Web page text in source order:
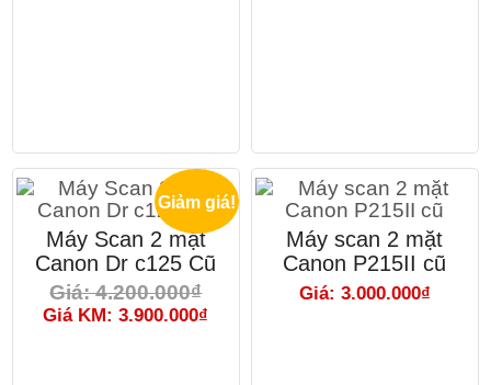
Giảm giá!
Máy Scan 2 mặt
Canon Dr c125 Cũ
Giá: 4.200.000₫
Giá KM: 3.900.000₫
Máy scan 2 mặt
Canon P215II cũ
Giá: 3.000.000₫